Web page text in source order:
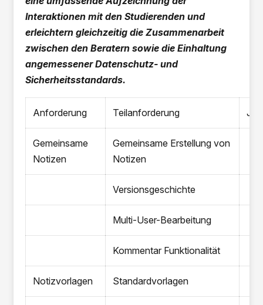
Interaktionen mit den Studierenden und
erleichtern gleichzeitig die Zusammenarbeit
zwischen den Beratern sowie die Einhaltung
angemessener Datenschutz- und
Sicherheitsstandards.
Anforderung Teilanforderung
Gemeinsame
Notizen
Gemeinsame Erstellung von
Notizen
Versionsgeschichte
Multi-User-Bearbeitung
Kommentar Funktionalität
Notizvorlagen Standardvorlagen